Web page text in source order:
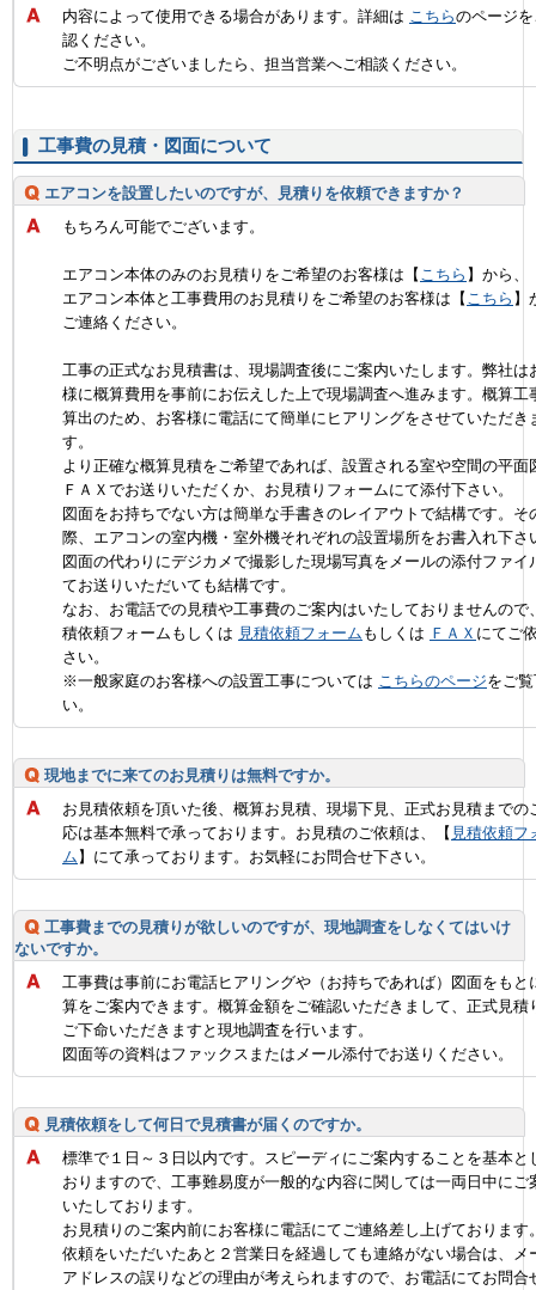
内容によって使用できる場合があります。詳細は こちらのページ
認ください。
ご不明点がございましたら、担当営業へご相談ください。
工事費の見積・図面について
エアコンを設置したいのですが、見積りを依頼できますか？
もちろん可能でございます。
エアコン本体のみのお見積りをご希望のお客様は【 こちら 】から、
エアコン本体と工事費用のお見積りをご希望のお客様は【 こちら 】
ご連絡ください。
工事の正式なお見積書は、現場調査後にご案内いたします。弊社は
様に概算費用を事前にお伝えした上で現場調査へ進みます。概算工
算出のため、お客様に電話にて簡単にヒアリングをさせていただき
す。
より正確な概算見積をご希望であれば、設置される室や空間の平面
ＦＡＸでお送りいただくか、お見積りフォームにて添付下さい。
図面をお持ちでない方は簡単な手書きのレイアウトで結構です。そ
際、エアコンの室内機・室外機それぞれの設置場所をお書入れ下さ
図面の代わりにデジカメで撮影した現場写真をメールの添付ファイ
てお送りいただいても結構です。
なお、お電話での見積や工事費のご案内はいたしておりませんので
積依頼フォームもしくは 見積依頼フォーム もしくは ＦＡＸ にてご
さい。
※一般家庭のお客様への設置工事については こちらのページをご
い。
現地までに来てのお見積りは無料ですか。
お見積依頼を頂いた後、概算お見積、現場下見、正式お見積までの
応は基本無料で承っております。お見積のご依頼は、【 見積依頼フ
ム】にて承っております。お気軽にお問合せ下さい。
工事費までの見積りが欲しいのですが、現地調査をしなくてはいけ
ないですか。
工事費は事前にお電話ヒアリングや（お持ちであれば）図面をもと
算をご案内できます。概算金額をご確認いただきまして、正式見積
ご下命いただきますと現地調査を行います。
図面等の資料はファックスまたはメール添付でお送りください。
見積依頼をして何日で見積書が届くのですか。
標準で１日～３日以内です。スピーディにご案内することを基本と
おりますので、工事難易度が一般的な内容に関しては一両日中にご
いたしております。
お見積りのご案内前にお客様に電話にてご連絡差し上げております
依頼をいただいたあと２営業日を経過しても連絡がない場合は、メ
アドレスの誤りなどの理由が考えられますので、お電話にてお問合